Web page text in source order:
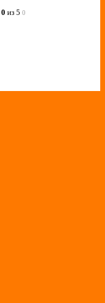
0 из 5 0